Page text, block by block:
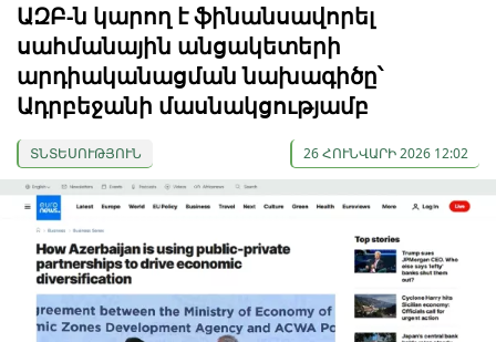
ԱԶԲ-ն կարող է ֆինանսավորել
սահմանային անցակետերի
արդիականացման նախագիծը՝
Ադրբեջանի մասնակցությամբ
ՏՆՏԵՍՈՒԹՅՈՒՆ 26 ՀՈՒՆՎԱՐԻ 2026 12:02